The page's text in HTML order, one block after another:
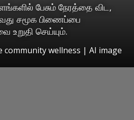
பேசும் நேரத்தை விட,
சமூக பிணைப்பை
உறுதி செய்யும்.
community wellness | AI image